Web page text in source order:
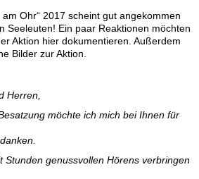
am Ohr“ 2017 scheint gut angekommen
Seeleuten! Ein paar Reaktionen möchten
Aktion hier dokumentieren. Außerdem
Bilder zur Aktion.
Herren,
möchte ich mich bei Ihnen für
Stunden genussvollen Hörens verbringen